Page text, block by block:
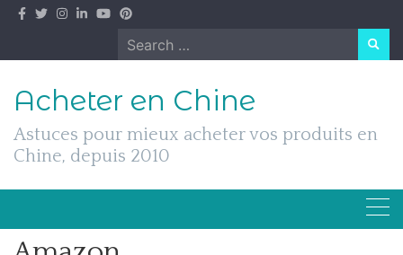
Skip
Search
for:
Acheter en Chine
Astuces pour mieux acheter vos produits en
Chine, depuis 2010